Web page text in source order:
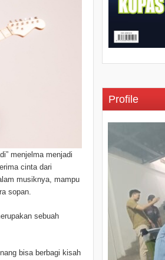
menjelma menjadi
cinta dari
musiknya, mampu
sopan.
sebuah
bisa berbagi kisah
Profile